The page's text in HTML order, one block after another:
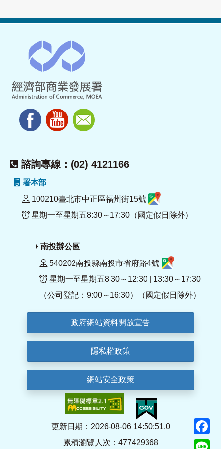
諮詢專線：(02) 4121166
署本部
100210臺北市中正區福州街15號
星期一至星期五8:30～17:30（國定假日除外）
南投辦公區
540202南投縣南投市省府路4號
星期一至星期五8:30～12:30 | 13:30～17:30
（公司登記：9:00～16:30）（國定假日除外）
政府網站資料開放宣告
隱私權政策
網站安全政策
更新日期：2026-08-06 14:50:51.0
累積瀏覽人次：477429368